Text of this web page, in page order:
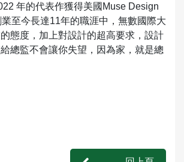
年的代表作獲得美國Muse Design
至今長達11年的職涯中，無數國際大
態度，加上對設計的超高要求，設計
總監不會讓你失望，因為家，就是總